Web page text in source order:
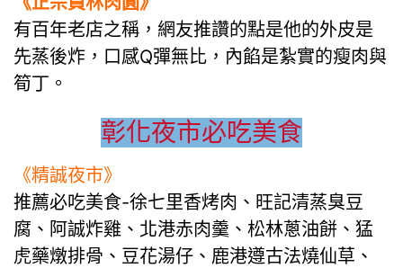
有百年老店之稱，網友推讚的點是他的外皮是
先蒸後炸，口感Q彈無比，內餡是紮實的瘦肉與
筍丁。
彰化夜市必吃美食
《精誠夜市》
推薦必吃美食-徐七里香烤肉、旺記清蒸臭豆
腐、阿誠炸雞、北港赤肉羹、松林蔥油餅、猛
虎藥燉排骨、豆花湯仔、鹿港遵古法燒仙草、